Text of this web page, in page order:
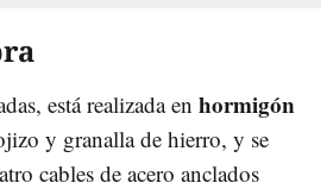
está realizada en hormigón
y granalla de hierro, y se
cables de acero anclados